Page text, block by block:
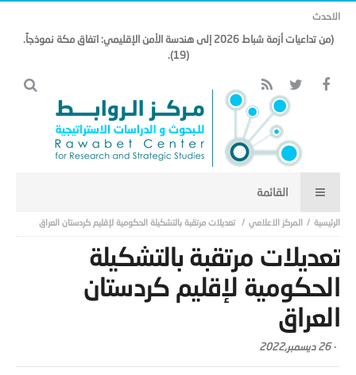
الاحدث
(من تداعيات أزمة شباط 2026 إلى هندسة الأمن الإقليمي: اتفاق مكة نموذجاً.
(19).
المركز الاعلامي تعديلات مرتقبة بالتشكيلة الحكومية لإقليم كردستان العراق
تعديلات مرتقبة بالتشكيلة
الحكومية لإقليم كردستان
العراق
-26 ديسمبر,2022